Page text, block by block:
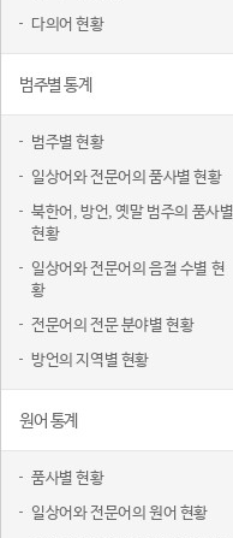
다의어 현황
범주별 통계
범주별 현황
일상어와 전문어의 품사별 현황
북한어, 방언, 옛말 범주의 품사별
현황
일상어와 전문어의 음절 수별 현
황
전문어의 전문 분야별 현황
방언의 지역별 현황
원어 통계
품사별 현황
일상어와 전문어의 원어 현황